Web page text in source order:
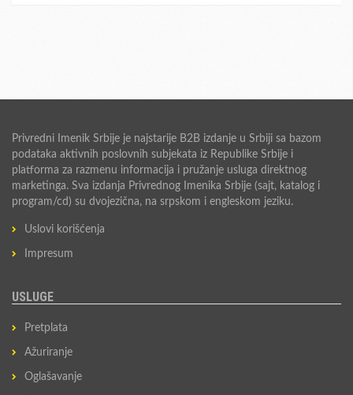
Privredni Imenik Srbije je najstarije B2B izdanje u Srbiji sa bazom
podataka aktivnih poslovnih subjekata iz Republike Srbije i
platforma za razmenu informacija i pružanje usluga direktnog
marketinga. Sva izdanja Privrednog Imenika Srbije (sajt, katalog i
program/cd) su dvojezična, na srpskom i engleskom jeziku.
Uslovi korišćenja
Impresum
USLUGE
Pretplata
Ažuriranje
Oglašavanje